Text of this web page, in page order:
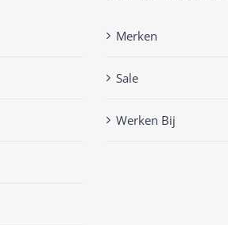
Merken
Sale
Werken Bij